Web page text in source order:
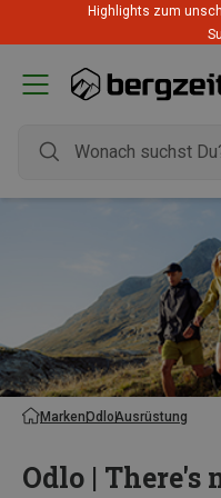
Highlights zum
MarkenOdloAusrüstung
Odlo | There's